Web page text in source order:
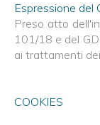
Espressione del
Preso atto
101/18 e del
ai trattamenti
COOKIES